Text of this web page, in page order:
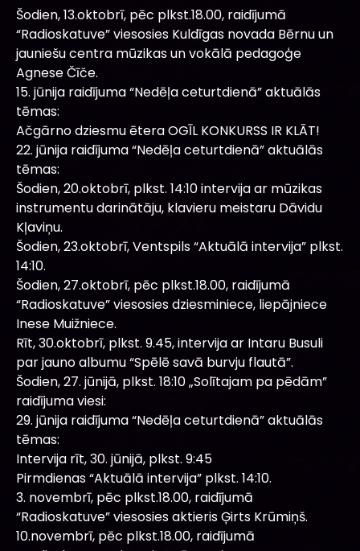
Šodien, 13.oktobrī, pēc plkst.18.00, raidījumā
“Radioskatuve” viesosies Kuldīgas novada Bērnu un
jauniešu centra mūzikas un vokālā pedagoģe
Agnese Čīče.
15. jūnija raidījuma “Nedēļa ceturtdienā” aktuālās
tēmas:
Ačgārno dziesmu ētera OGĪL KONKURSS IR KLĀT!
22. jūnija raidījuma “Nedēļa ceturtdienā” aktuālās
tēmas:
Šodien, 20.oktobrī, plkst. 14:10 intervija ar mūzikas
instrumentu darinātāju, klavieru meistaru Dāvidu
Kļaviņu.
Šodien, 23.oktobrī, Ventspils “Aktuālā intervija” plkst.
14:10.
Šodien, 27.oktobrī, pēc plkst.18.00, raidījumā
“Radioskatuve” viesosies dziesminiece, liepājniece
Inese Muižniece.
Rīt, 30.oktobrī, plkst. 9.45, intervija ar Intaru Busuli
par jauno albumu “Spēlē savā burvju flautā”.
Šodien, 27. jūnijā, plkst. 18:10 „Solītajam pa pēdām”
raidījuma viesi:
29. jūnija raidījuma “Nedēļa ceturtdienā” aktuālās
tēmas:
Intervija rīt, 30. jūnijā, plkst. 9:45
Pirmdienas “Aktuālā intervija” plkst. 14:10.
3. novembrī, pēc plkst.18.00, raidījumā
“Radioskatuve” viesosies aktieris Ģirts Krūmiņš.
10.novembrī, pēc plkst.18.00, raidījumā